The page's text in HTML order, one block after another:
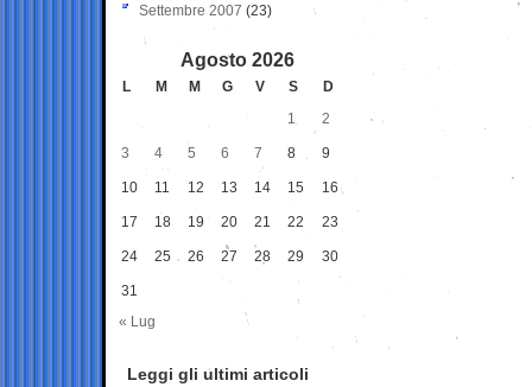
Settembre 2007 (23)
Agosto 2026
L M M G V S
D
1
2
3 4 5 6 7 8 9
10 11 12 13 14 15 16
17 18 19 20 21 22 23
24 25 26 27 28 29 30
31
« Lug
Leggi gli ultimi articoli